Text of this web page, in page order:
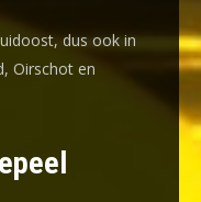
dus ook in
Oirschot en